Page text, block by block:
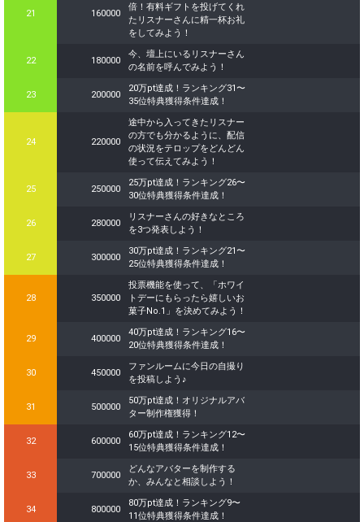
21 160000
倍！有料ギフトを投げてくれ
たリスナーさんに精一杯お礼
をしてみよう！
22 180000
今、壇上にいるリスナーさん
の名前を呼んでみよう！
23 200000
20万pt達成！ランキング31〜
35位特典獲得条件達成！
24 220000
途中から入ってきたリスナー
の方でも分かるように、配信
の状況をテロップをどんどん
使って伝えてみよう！
25 250000
25万pt達成！ランキング26〜
30位特典獲得条件達成！
26 280000
リスナーさんの好きなところ
を3つ発表しよう！
27 300000
30万pt達成！ランキング21〜
25位特典獲得条件達成！
28 350000
投票機能を使って、「ホワイ
トデーにもらったら嬉しいお
菓子No.1」を決めてみよう！
29 400000
40万pt達成！ランキング16〜
20位特典獲得条件達成！
30 450000
ファンルームに今日の自撮り
を投稿しよう♪
31 500000
50万pt達成！オリジナルアバ
ター制作権獲得！
32 600000
60万pt達成！ランキング12〜
15位特典獲得条件達成！
33 700000
どんなアバターを制作する
か、みんなと相談しよう！
34 800000
80万pt達成！ランキング9〜
11位特典獲得条件達成！